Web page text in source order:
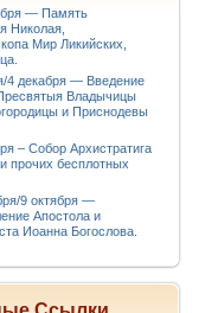
— Память
Николая,
Мир Ликийских,
4 декабря — Введение
Владычицы
и Приснодевы
– Собор Архистратига
прочих бесплотных
9 октября —
Апостола и
Иоанна Богослова.